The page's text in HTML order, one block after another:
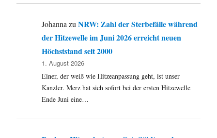
Johanna zuNRW: Zahl der Sterbefälle während
der Hitzewelle im Juni 2026 erreicht neuen
Höchststand seit 2000
1. August 2026
Einer, der weiß wie Hitzeanpassung geht, ist unser
Kanzler. Merz hat sich sofort bei der ersten Hitzewelle
Ende Juni eine…